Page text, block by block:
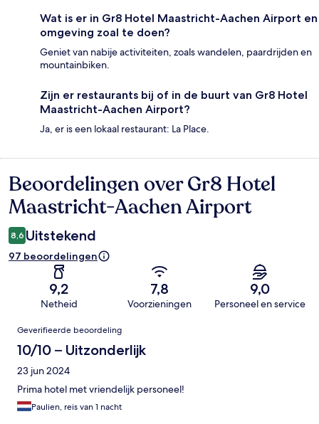
Wat is er in Gr8 Hotel Maastricht-Aachen Airport en
omgeving zoal te doen?
Geniet van nabije activiteiten, zoals wandelen, paardrijden en
mountainbiken.
Zijn er restaurants bij of in de buurt van Gr8 Hotel
Maastricht-Aachen Airport?
Ja, er is een lokaal restaurant: La Place.
Beoordelingen
Beoordelingen over Gr8 Hotel
Maastricht-Aachen Airport
8,6 Uitstekend
97 beoordelingen
9,2
Netheid
7,8
Voorzieningen
9,0
Personeel en service
Beoordelingen
Geverifieerde beoordeling
10/10 – Uitzonderlijk
23 jun 2024
Prima hotel met vriendelijk personeel!
Paulien, reis van 1 nacht